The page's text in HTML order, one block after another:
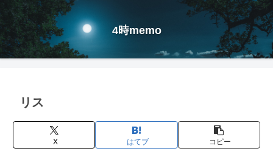
4時memo
リス
X はてブ コピー